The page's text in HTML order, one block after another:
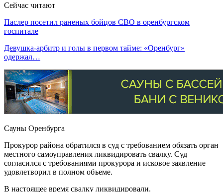
Сейчас читают
Паслер посетил раненых бойцов СВО в оренбургском
госпитале
Девушка-арбитр и голы в первом тайме: «Оренбург»
одержал…
Сауны Оренбурга
Прокурор района обратился в суд с требованием обязать орган
местного самоуправления ликвидировать свалку. Суд
согласился с требованиями прокурора и исковое заявление
удовлетворил в полном объеме.
В настоящее время свалку ликвидировали.